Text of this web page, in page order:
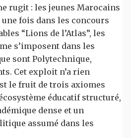
rugit : les jeunes Marocains
fois dans les concours
“Lions de l’Atlas”, les
s’imposent dans les
sont Polytechnique,
Cet exploit n’a rien
le fruit de trois axiomes
éducatif structuré,
dense et un
assumé dans les